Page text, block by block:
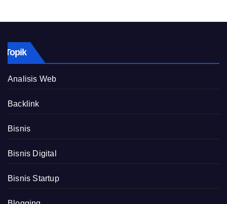
Topik
Analisis Web
Backlink
Bisnis
Bisnis Digital
Bisnis Startup